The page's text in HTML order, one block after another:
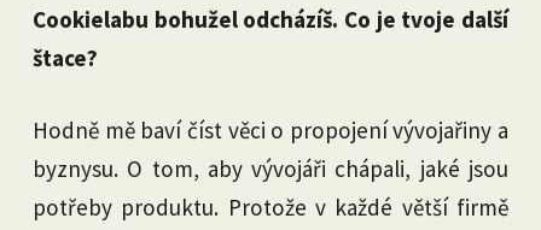
Cookielabu bohužel odcházíš. Co je tvoje další
štace?
Hodně mě baví číst věci o propojení vývojařiny a
byznysu. O tom, aby vývojáři chápali, jaké jsou
potřeby produktu. Protože v každé větší firmě